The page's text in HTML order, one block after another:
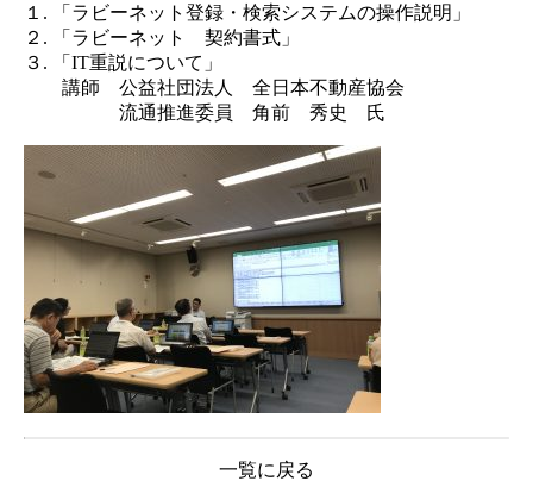
１. 「ラビーネット登録・検索システムの操作説明」
２. 「ラビーネット 契約書式」
３. 「IT重説について」
講師 公益社団法人 全日本不動産協会
流通推進委員 角前 秀史 氏
一覧に戻る